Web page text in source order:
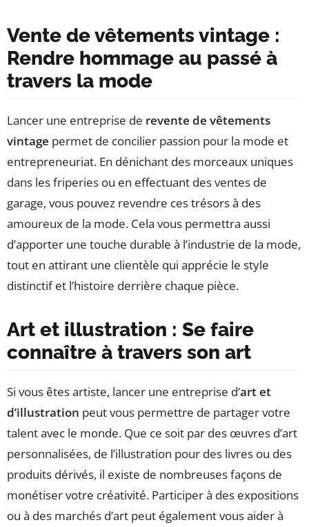
Vente de vêtements vintage :
Rendre hommage au passé à
travers la mode
Lancer une entreprise de revente de vêtements
vintage permet de concilier passion pour la mode et
entrepreneuriat. En dénichant des morceaux uniques
dans les friperies ou en effectuant des ventes de
garage, vous pouvez revendre ces trésors à des
amoureux de la mode. Cela vous permettra aussi
d’apporter une touche durable à l’industrie de la mode,
tout en attirant une clientèle qui apprécie le style
distinctif et l’histoire derrière chaque pièce.
Art et illustration : Se faire
connaître à travers son art
Si vous êtes artiste, lancer une entreprise d’art et
d’illustration peut vous permettre de partager votre
talent avec le monde. Que ce soit par des œuvres d’art
personnalisées, de l’illustration pour des livres ou des
produits dérivés, il existe de nombreuses façons de
monétiser votre créativité. Participer à des expositions
ou à des marchés d’art peut également vous aider à